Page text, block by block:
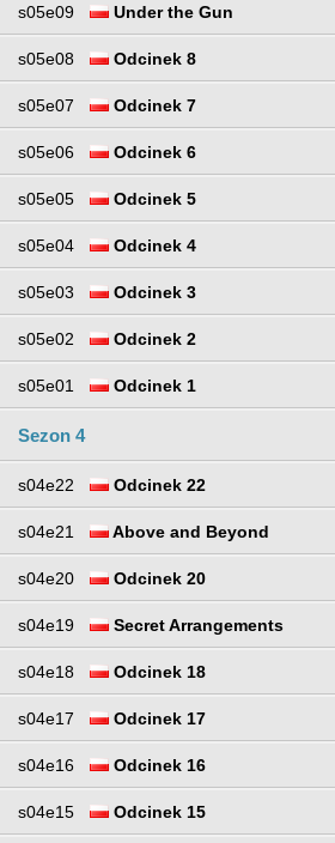
s05e09 Under the Gun
s05e08 Odcinek 8
s05e07 Odcinek 7
s05e06 Odcinek 6
s05e05 Odcinek 5
s05e04 Odcinek 4
s05e03 Odcinek 3
s05e02 Odcinek 2
s05e01 Odcinek 1
Sezon 4
s04e22 Odcinek 22
s04e21 Above and Beyond
s04e20 Odcinek 20
s04e19 Secret Arrangements
s04e18 Odcinek 18
s04e17 Odcinek 17
s04e16 Odcinek 16
s04e15 Odcinek 15